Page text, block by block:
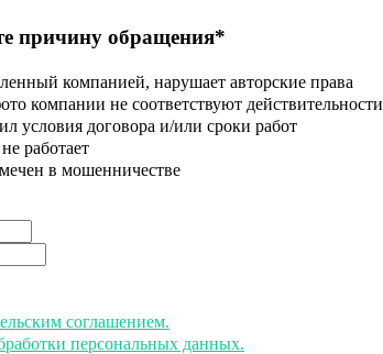
причину обращения*
компанией, нарушает авторские права
компании не соответствуют действительности
условия договора и/или сроки работ
работает
в мошенничестве
соглашением.
персональных данных.